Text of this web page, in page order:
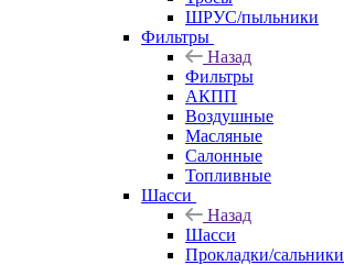
ШРУС/пыльники
Фильтры
Назад
Фильтры
АКПП
Воздушные
Масляные
Салонные
Топливные
Шасси
Назад
Шасси
Прокладки/сальники